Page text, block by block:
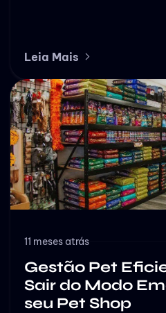
Leia Mais
11 meses atrás
Gestão Pet
Sair do Modo
seu Pet Shop